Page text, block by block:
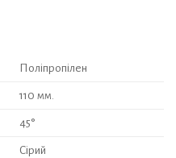
Поліпропілен
110 мм.
45°
Сірий